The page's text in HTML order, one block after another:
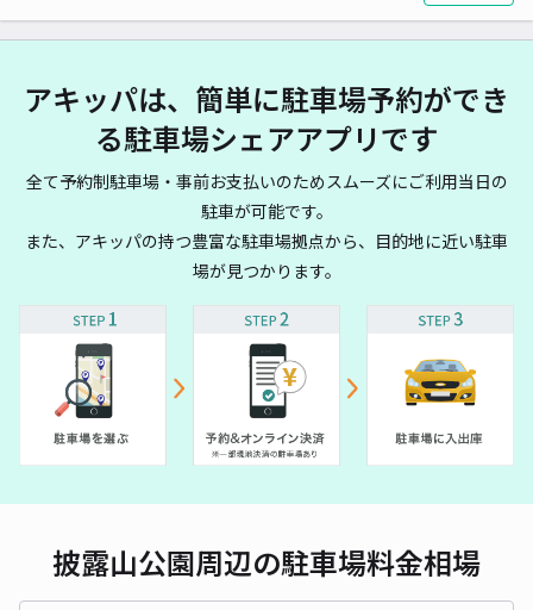
アキッパは、簡単に駐車場予約ができ
る駐車場シェアアプリです
全て予約制駐車場・事前お支払いのためスムーズにご利用当日の
駐車が可能です。
また、アキッパの持つ豊富な駐車場拠点から、目的地に近い駐車
場が見つかります。
披露山公園周辺の駐車場料金相場